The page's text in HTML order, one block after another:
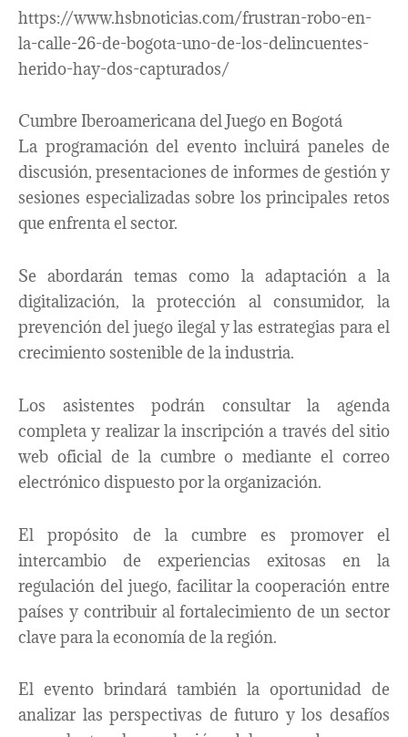
https://www.hsbnoticias.com/frustran-robo-en-
la-calle-26-de-bogota-uno-de-los-delincuentes-
herido-hay-dos-capturados/
Cumbre Iberoamericana del Juego en Bogotá
La programación del evento incluirá paneles de
discusión, presentaciones de informes de gestión y
sesiones especializadas sobre los principales retos
que enfrenta el sector.
Se abordarán temas como la adaptación a la
digitalización, la protección al consumidor, la
prevención del juego ilegal y las estrategias para el
crecimiento sostenible de la industria.
Los asistentes podrán consultar la agenda
completa y realizar la inscripción a través del sitio
web oficial de la cumbre o mediante el correo
electrónico dispuesto por la organización.
El propósito de la cumbre es promover el
intercambio de experiencias exitosas en la
regulación del juego, facilitar la cooperación entre
países y contribuir al fortalecimiento de un sector
clave para la economía de la región.
El evento brindará también la oportunidad de
analizar las perspectivas de futuro y los desafíos